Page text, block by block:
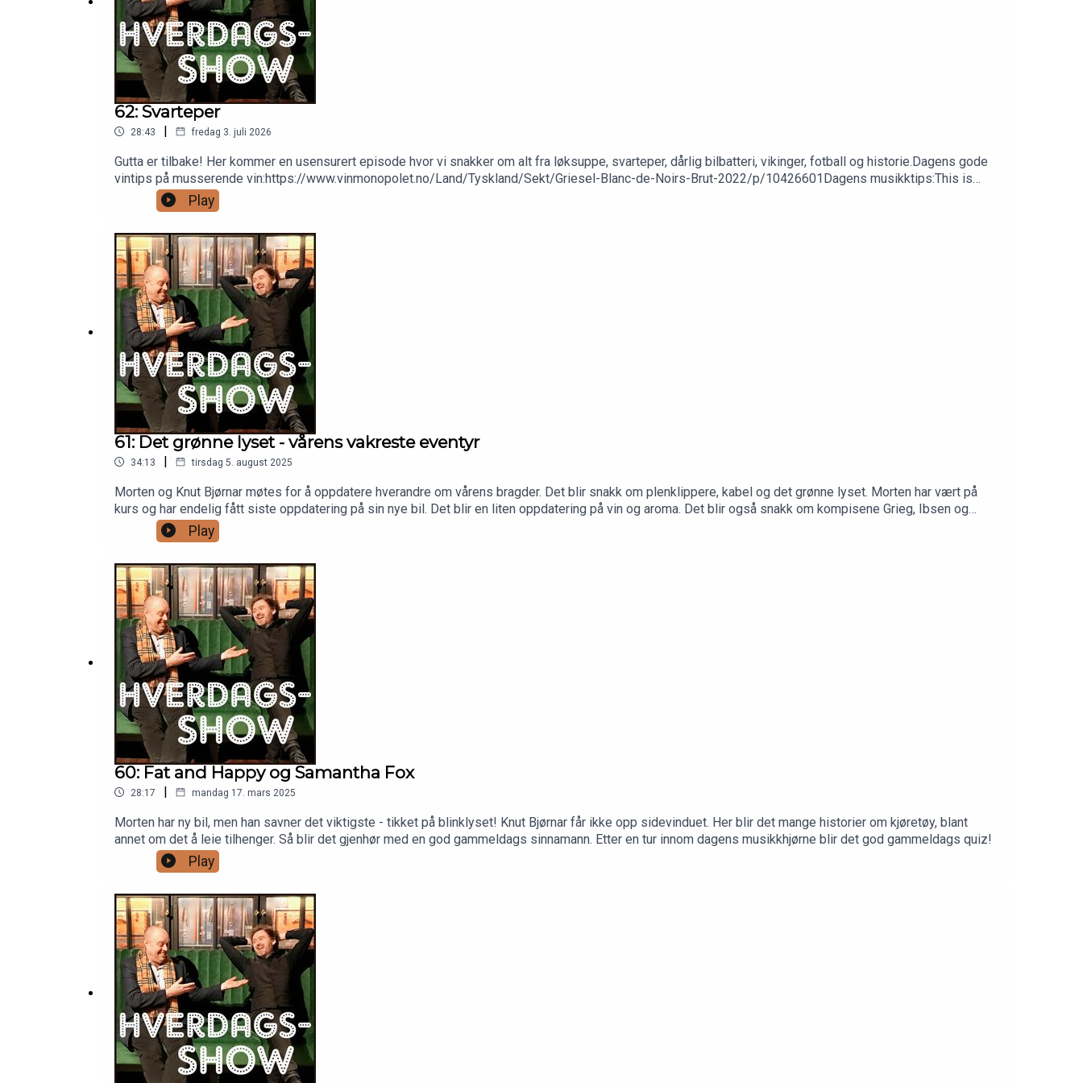
62: Svarteper
28:43 | fredag 3. juli 2026
Gutta er tilbake! Her kommer en usensurert episode hvor vi snakker om alt fra løksuppe, svarteper, dårlig bilbatteri, vikinger, fotball og historie.Dagens gode
vintips på musserende vin:https://www.vinmonopolet.no/Land/Tyskland/Sekt/Griesel-Blanc-de-Noirs-Brut-2022/p/10426601Dagens musikktips:This is
Barbara Streisandhttps://open.spotify.com/playlist/37i9dQZF1DZ06evO4kjVwQ?si=cc03c4d267ed428b
Play
61: Det grønne lyset - vårens vakreste eventyr
34:13 | tirsdag 5. august 2025
Morten og Knut Bjørnar møtes for å oppdatere hverandre om vårens bragder. Det blir snakk om plenklippere, kabel og det grønne lyset. Morten har vært på
kurs og har endelig fått siste oppdatering på sin nye bil. Det blir en liten oppdatering på vin og aroma. Det blir også snakk om kompisene Grieg, Ibsen og
Bjørnson. Til slutt får vi dagens quiz!
Play
60: Fat and Happy og Samantha Fox
28:17 | mandag 17. mars 2025
Morten har ny bil, men han savner det viktigste - tikket på blinklyset! Knut Bjørnar får ikke opp sidevinduet. Her blir det mange historier om kjøretøy, blant
annet om det å leie tilhenger. Så blir det gjenhør med en god gammeldags sinnamann. Etter en tur innom dagens musikkhjørne blir det god gammeldags quiz!
Play